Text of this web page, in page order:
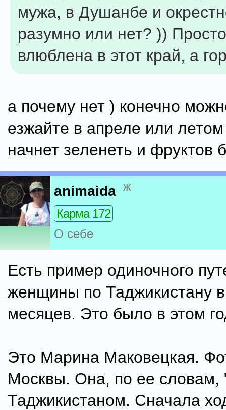
мужа, в Душанбе и
разумно или нет? ))
влюблена в этот край, а
а почему нет ) конечно
езжайте в апреле или
начнет зеленеть и фруктов
animaida ж
Карма 172
О себе
Есть пример одиночного
женщины по Таджикистану
месяцев. Это было в этом
Это Марина Маковецкая.
Москвы. Она, по ее словам,
Таджикистаном. Сначала